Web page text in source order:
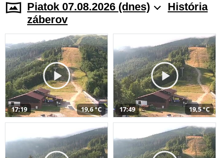
Piatok 07.08.2026 (dnes)
História
záberov
17:19 19,6 °C 17:49 19,5 °C